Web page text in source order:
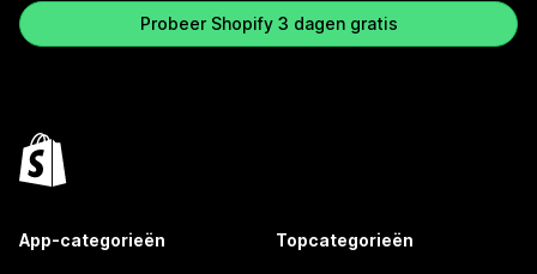
Probeer Shopify 3 dagen gratis
App-categorieën Topcategorieën